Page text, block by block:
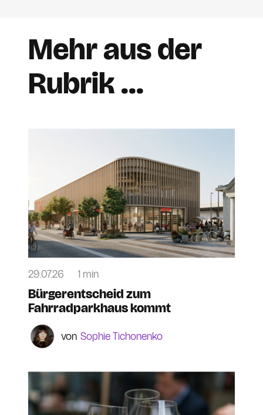
Mehr aus der
Rubrik …
29.07.26 1 min
Bürgerentscheid zum
Fahrradparkhaus kommt
Sophie Tichonenko